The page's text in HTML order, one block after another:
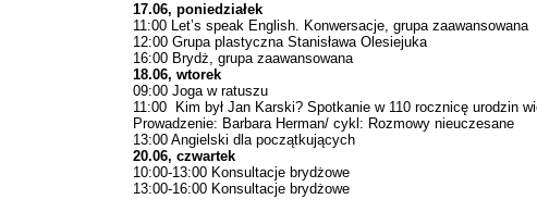
17.06, poniedziałek
11:00 Let’s speak English. Konwersacje, grupa zaawansowana
12:00 Grupa plastyczna Stanisława Olesiejuka
16:00 Brydż, grupa zaawansowana
18.06, wtorek
09:00 Joga w ratuszu
11:00 Kim był Jan Karski? Spotkanie w 110 rocznicę urodzin
Prowadzenie: Barbara Herman/ cykl: Rozmowy nieuczesane
13:00 Angielski dla początkujących
20.06, czwartek
10:00-13:00 Konsultacje brydżowe
13:00-16:00 Konsultacje brydżowe